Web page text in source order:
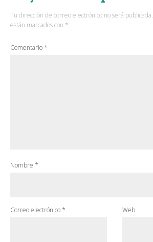
Tu dirección de correo electrónico no será publicada.
están marcados con *
Comentario *
Nombre *
Correo electrónico * Web